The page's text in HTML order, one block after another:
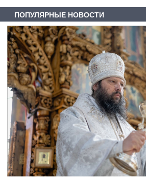
ПОПУЛЯРНЫЕ НОВОСТИ